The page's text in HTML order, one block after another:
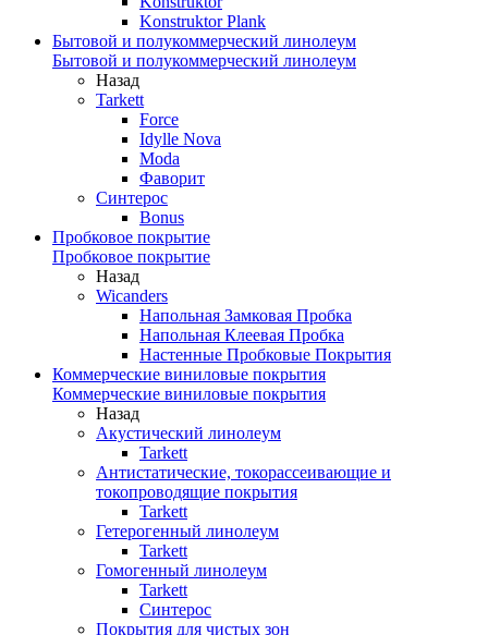
Konstruktor Plank
Бытовой и полукоммерческий линолеум
Бытовой и полукоммерческий линолеум
Назад
Tarkett
Force
Idylle Nova
Moda
Фаворит
Синтерос
Bonus
Пробковое покрытие
Пробковое покрытие
Назад
Wicanders
Напольная Замковая Пробка
Напольная Клеевая Пробка
Настенные Пробковые Покрытия
Коммерческие виниловые покрытия
Коммерческие виниловые покрытия
Назад
Акустический линолеум
Tarkett
Антистатические, токорассеивающие и
токопроводящие покрытия
Tarkett
Гетерогенный линолеум
Tarkett
Гомогенный линолеум
Tarkett
Синтерос
Покрытия для чистых зон